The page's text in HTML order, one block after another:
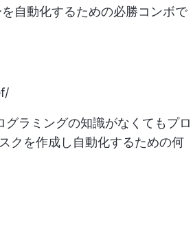
自動化するための必勝コンボで
ラミングの知識がなくてもプロ
クを作成し自動化するための何